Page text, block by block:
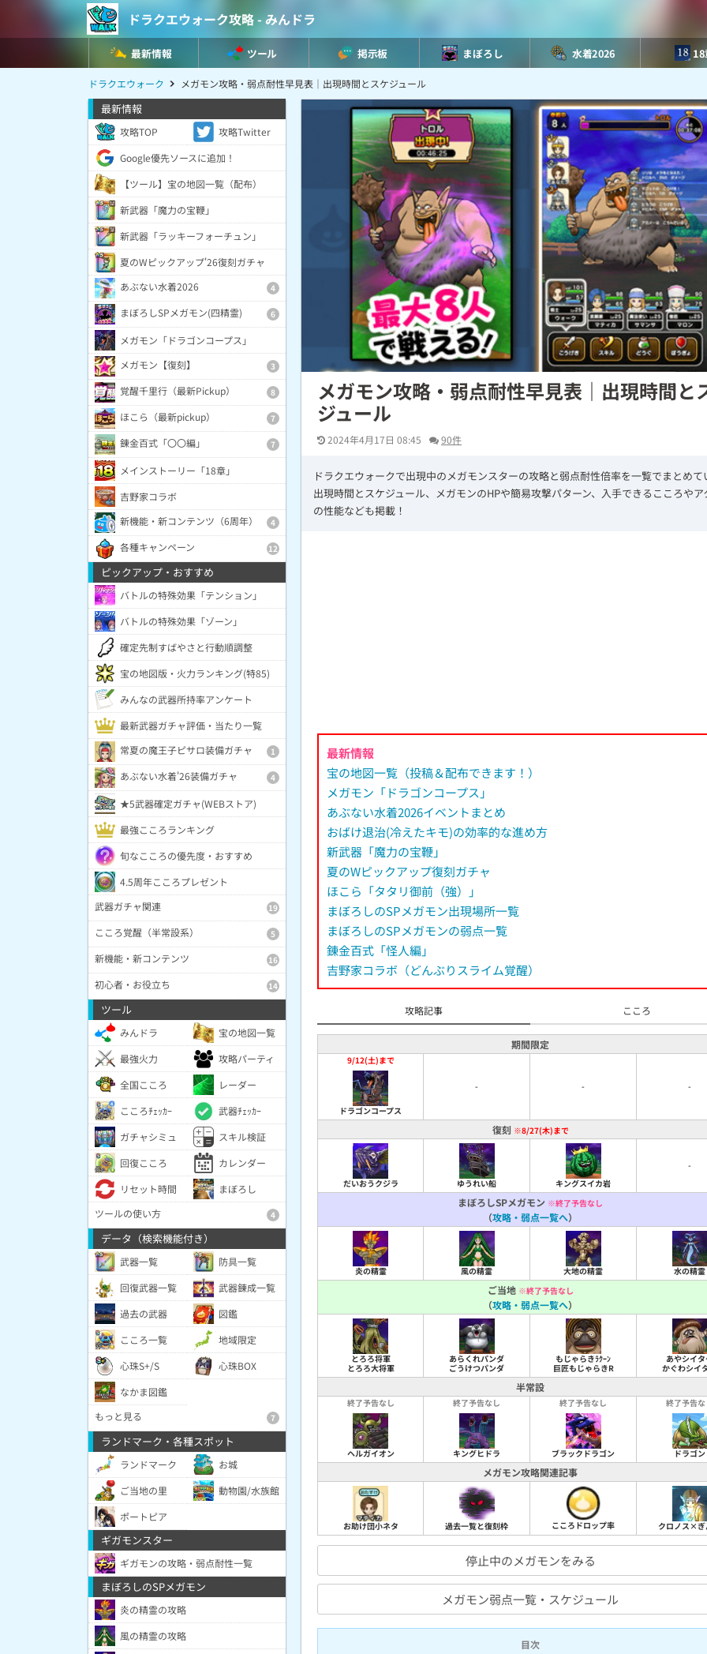
ドラクエウォーク攻略 - みんドラ
最新情報 ツール 掲示板 まぼろし 水着2026 18
ドラクエウォーク メガモン攻略・弱点耐性早見表｜出現時間とスケジュール
メガモン攻略・弱点耐性早見表｜出現時間と
ジュール
2024年4月17日 08:45 90件
ドラクエウォークで出現中のメガモンスターの攻略と弱点耐性倍率を一覧でまとめて
出現時間とスケジュール、メガモンのHPや簡易攻撃パターン、入手できるこころやア
の性能なども掲載！
最新情報
宝の地図一覧（投稿＆配布できます！）
メガモン「ドラゴンコープス」
あぶない水着2026イベントまとめ
おばけ退治(冷えたキモ)の効率的な進め方
新武器「魔力の宝鞭」
夏のWピックアップ復刻ガチャ
ほこら「タタリ御前（強）」
まぼろしのSPメガモン出現場所一覧
まぼろしのSPメガモンの弱点一覧
錬金百式「怪人編」
吉野家コラボ（どんぶりスライム覚醒）
攻略記事 こころ
期間限定
9/12(土)まで
ドラゴンコープス
- - -
復刻 ※8/27(木)まで
だいおうクジラ ゆうれい船 キングスイカ岩
-
まぼろしSPメガモン ※終了予告なし
（攻略・弱点一覧へ）
炎の精霊 風の精霊 大地の精霊 水の精霊
ご当地 ※終了予告なし
（攻略・弱点一覧へ）
とろろ将軍
とろろ大将軍
あらくれパンダ
ごうけつパンダ
もじゃらきﾗｸｰﾝ
巨匠もじゃらきR
あやシイ
かぐわシイ
半常設
終了予告なし
ヘルガイオン
終了予告なし
キングヒドラ
終了予告なし
ブラックドラゴン
終了予告
ドラゴン
メガモン攻略関連記事
お助け団小ネタ 過去一覧と復刻枠 こころドロップ率 クロノス×ぎ
停止中のメガモンをみる
メガモン弱点一覧・スケジュール
目次
最新情報
攻略TOP
攻略Twitter
Google優先ソースに追加！
【ツール】宝の地図一覧（配布）
新武器「魔力の宝鞭」
新武器「ラッキーフォーチュン」
夏のWピックアップ'26復刻ガチャ
あぶない水着2026
4
まぼろしSPメガモン(四精霊) 6
メガモン「ドラゴンコープス」
メガモン【復刻】
3
覚醒千里行（最新Pickup） 8
ほこら（最新pickup） 7
錬金百式「〇〇編」 7
メインストーリー「18章」
吉野家コラボ
新機能・新コンテンツ（6周年）
4
各種キャンペーン 12
ピックアップ・おすすめ
バトルの特殊効果「テンション」
バトルの特殊効果「ゾーン」
確定先制すばやさと行動順調整
宝の地図版・火力ランキング(特85)
みんなの武器所持率アンケート
最新武器ガチャ評価・当たり一覧
常夏の魔王子ピサロ装備ガチャ
1
あぶない水着'26装備ガチャ 4
★5武器確定ガチャ(WEBストア)
最強こころランキング
旬なこころの優先度・おすすめ
4.5周年こころプレゼント
武器ガチャ関連
19
こころ覚醒（半常設系） 5
新機能・新コンテンツ 16
初心者・お役立ち 14
ツール
みんドラ
宝の地図一覧
最強火力
攻略パーティ
全国こころ
レーダー
こころﾁｪｯｶｰ
武器ﾁｪｯｶｰ
ガチャシミュ
スキル検証
回復こころ
カレンダー
リセット時間
まぼろし
ツールの使い方
4
データ（検索機能付き）
武器一覧
防具一覧
回復武器一覧
武器錬成一覧
過去の武器
図鑑
こころ一覧
地域限定
心珠S+/S
心珠BOX
なかま図鑑
もっと見る
7
ランドマーク・各種スポット
ランドマーク
お城
ご当地の里
動物園/水族館
ポートピア
ギガモンスター
ギガモンの攻略・弱点耐性一覧
まぼろしのSPメガモン
炎の精霊の攻略
風の精霊の攻略